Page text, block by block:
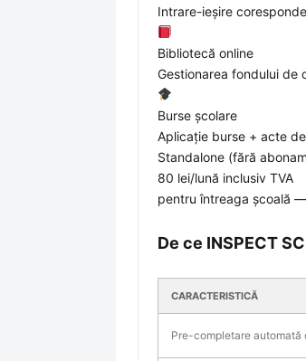
Intrare-ieșire
Bibliotecă online
Gestionarea fondului de
Burse școlare
Aplicație burse + acte
Standalone (fără
80 lei/lună inclusiv TVA
pentru întreaga școală
De ce INSPECT
CARACTERISTICĂ
Pre-completare automată